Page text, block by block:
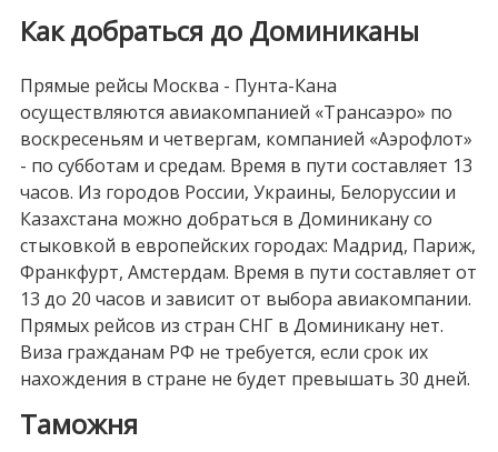
Как добраться до Доминиканы
Прямые рейсы Москва - Пунта-Кана
осуществляются авиакомпанией «Трансаэро» по
воскресеньям и четвергам, компанией «Аэрофлот»
- по субботам и средам. Время в пути составляет 13
часов. Из городов России, Украины, Белоруссии и
Казахстана можно добраться в Доминикану со
стыковкой в европейских городах: Мадрид, Париж,
Франкфурт, Амстердам. Время в пути составляет от
13 до 20 часов и зависит от выбора авиакомпании.
Прямых рейсов из стран СНГ в Доминикану нет.
Виза гражданам РФ не требуется, если срок их
нахождения в стране не будет превышать 30 дней.
Таможня